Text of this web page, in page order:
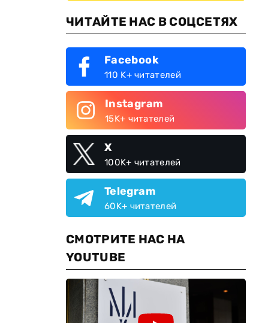
ЧИТАЙТЕ НАС В СОЦСЕТЯХ
Facebook
110 K+ читателей
Instagram
15K+ читателей
X
100K+ читателей
Telegram
60K+ читателей
СМОТРИТЕ НАС НА
YOUTUBE